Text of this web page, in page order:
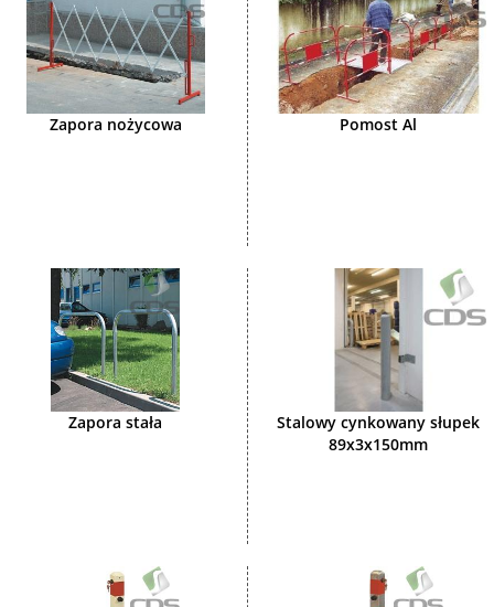
Zapora nożycowa Pomost Al
Zapora stała
Stalowy cynkowany słupek
89x3x150mm